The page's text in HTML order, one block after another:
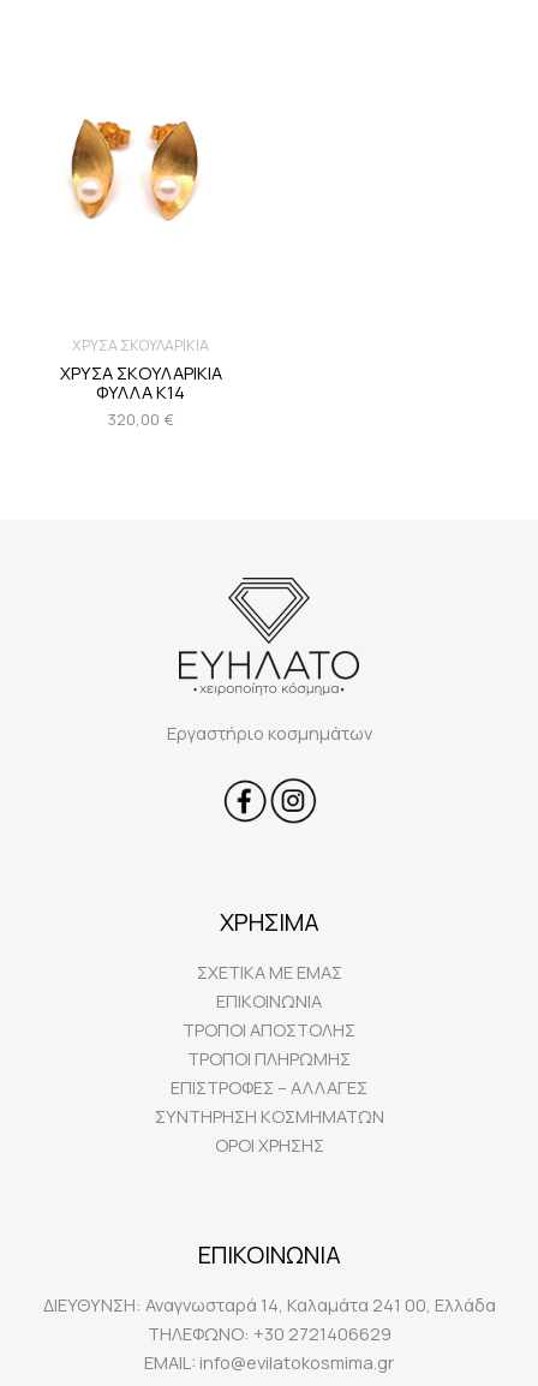
ΧΡΥΣΑ ΣΚΟΥΛΑΡΙΚΙΑ
ΧΡΥΣΑ ΣΚΟΥΛΑΡΙΚΙΑ
ΦΥΛΛΑ Κ14
320,00 €
Εργαστήριο κοσμημάτων
ΧΡΗΣΙΜΑ
ΣΧΕΤΙΚΑ ΜΕ ΕΜΑΣ
ΕΠΙΚΟΙΝΩΝΙΑ
ΤΡΟΠΟΙ ΑΠΟΣΤΟΛΗΣ
ΤΡΟΠΟΙ ΠΛΗΡΩΜΗΣ
ΕΠΙΣΤΡΟΦΕΣ – ΑΛΛΑΓΕΣ
ΣΥΝΤΗΡΗΣΗ ΚΟΣΜΗΜΑΤΩΝ
ΟΡΟΙ ΧΡΗΣΗΣ
ΕΠΙΚΟΙΝΩΝΙΑ
ΔΙΕΥΘΥΝΣΗ: Αναγνωσταρά 14, Καλαμάτα 241 00, Ελλάδα
ΤΗΛΕΦΩΝΟ: +30 2721406629
EMAIL: info@evilatokosmima.gr